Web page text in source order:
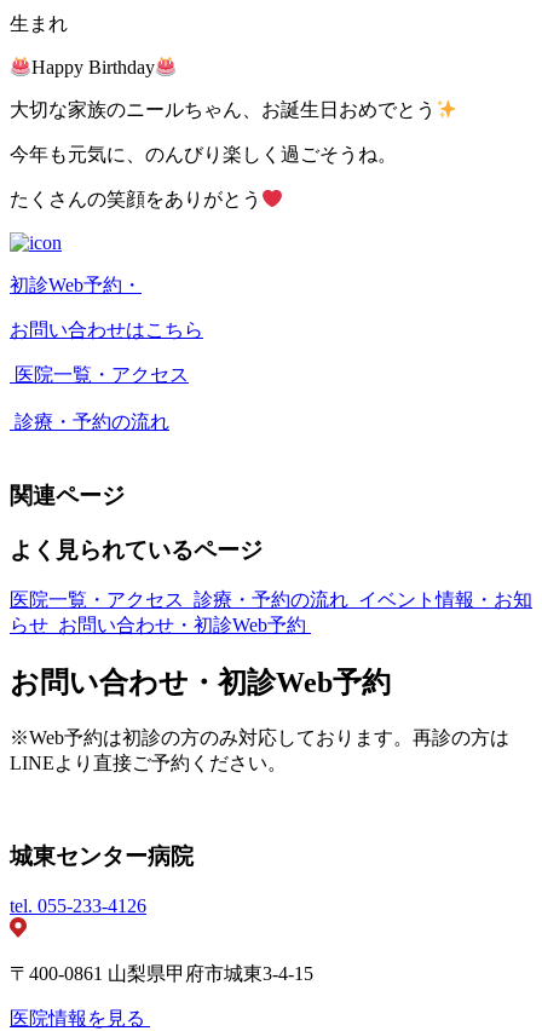
生まれ
Happy Birthday
大切な家族のニールちゃん、お誕生日おめでとう
今年も元気に、のんびり楽しく過ごそうね。
たくさんの笑顔をありがとう
初診Web予約・
お問い合わせはこちら
医院一覧・アクセス
診療・予約の流れ
関連ページ
よく見られているページ
医院一覧・アクセス 診療・予約の流れ イベント情報・お知
らせ お問い合わせ・初診Web予約
お問い合わせ・初診Web予約
※Web予約は初診の方のみ対応しております。再診の方は
LINEより直接ご予約ください。
城東センター病院
tel. 055-233-4126
〒400-0861 山梨県甲府市城東3-4-15
医院情報を見る